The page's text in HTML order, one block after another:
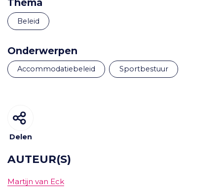
Thema
Beleid
Onderwerpen
accommodatiebeleid sportbestuur
Delen
AUTEUR(S)
Martijn van Eck